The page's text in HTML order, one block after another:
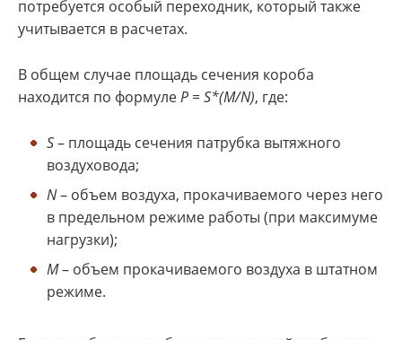
потребуется особый переходник, который также
учитывается в расчетах.
В общем случае площадь сечения короба
находится по формулеP = S*(M/N), где:
S– площадь сечения патрубка вытяжного
воздуховода;
N– объем воздуха, прокачиваемого через него
в предельном режиме работы (при максимуме
нагрузки);
M– объем прокачиваемого воздуха в штатном
режиме.